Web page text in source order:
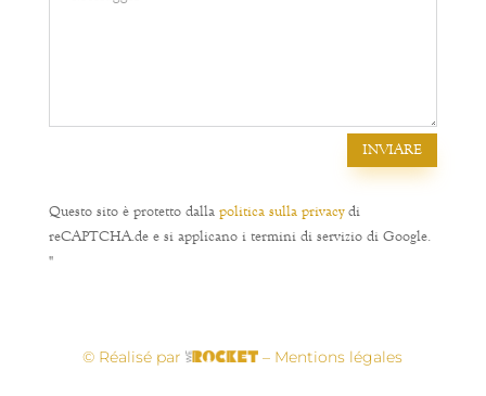
INVIARE
Questo sito è protetto dalla politica sulla privacydi
reCAPTCHA.de e si applicano i termini di servizio di Google.
"
© Réalisé par – Mentions légales